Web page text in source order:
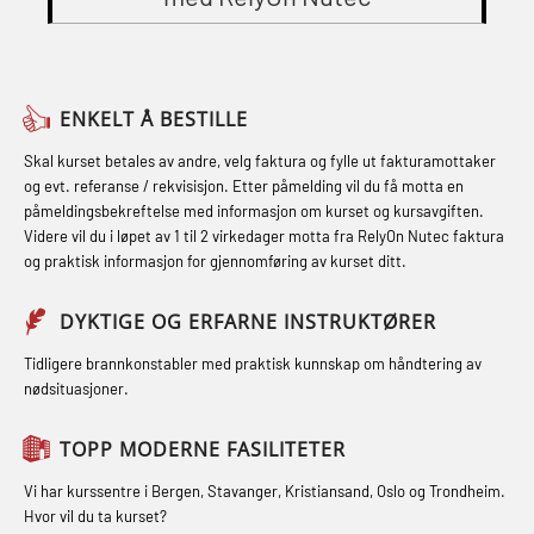
Skuldermåling (OBS125)
Fallsikring (FAR108)
Førstehjelp – repetisjon (OFA102)
Førstehjelp grunnkurs (OFABLE101)
GOC sertifikat grunnleggende
GOC sertifikat repetisjon (GMDSS)
(MRC102)
oljearbeidere (OBS1055)
GWO: BST – Offshore (Blended with
STCW Oppdatering videregående
(MBSBLE021)
STCW kombi oppdatering offiserer
og med.behandling (MBS134)
STCW Kombi Oppdatering Offiserer
og Medisinsk Behandling med
Webinar (MBS1341)
STCW Oppdatering for offiserer 24 t
(MBS114)
STCW Medisinsk førstehjelp (MFA1081)
STCW Medisinsk førstehjelp
oppdatering (MBSBLE025)
Grunnkurs Røykdykking Industrivern
inkl. brannslukning (FSC121)
Hjertestarter brukerkurs (OFA107)
Røykdykking industrivern –
repetisjon (LFI105)
Sikkerhetskurs for ansatte på
oppdrettsanlegg (LBS100)
Ulykkesgransking – Webinar (LSP103)
(LFI100)
ENKELT Å BESTILLE
Skal kurset betales av andre, velg faktura og fylle ut fakturamottaker
og evt. referanse / rekvisisjon. Etter påmelding vil du få motta en
påmeldingsbekreftelse med informasjon om kurset og kursavgiften.
Videre vil du i løpet av 1 til 2 virkedager motta fra RelyOn Nutec faktura
og praktisk informasjon for gjennomføring av kurset ditt.
DYKTIGE OG ERFARNE INSTRUKTØRER
Tidligere brannkonstabler med praktisk kunnskap om håndtering av
nødsituasjoner.
TOPP MODERNE FASILITETER
Vi har kurssentre i Bergen, Stavanger, Kristiansand, Oslo og Trondheim.
Hvor vil du ta kurset?